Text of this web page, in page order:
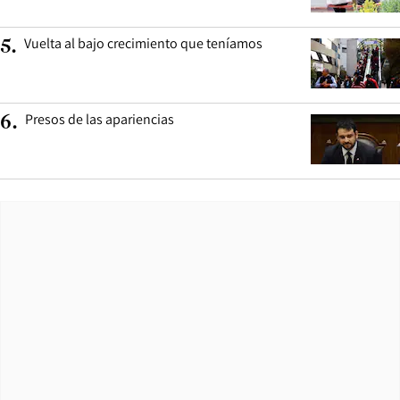
5. Vuelta al bajo crecimiento que teníamos
6. Presos de las apariencias